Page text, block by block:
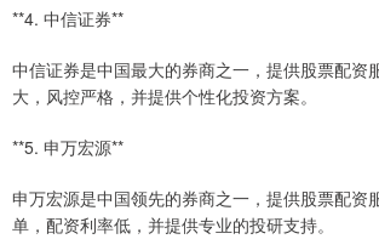
**4. 中信证券**
中信证券是中国最大的券商之一，提供股票配资
大，风控严格，并提供个性化投资方案。
**5. 申万宏源**
申万宏源是中国领先的券商之一，提供股票配资
单，配资利率低，并提供专业的投研支持。